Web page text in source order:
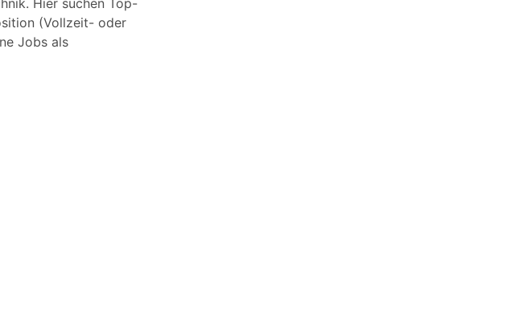
Hier suchen Top-
(Vollzeit- oder
Jobs als